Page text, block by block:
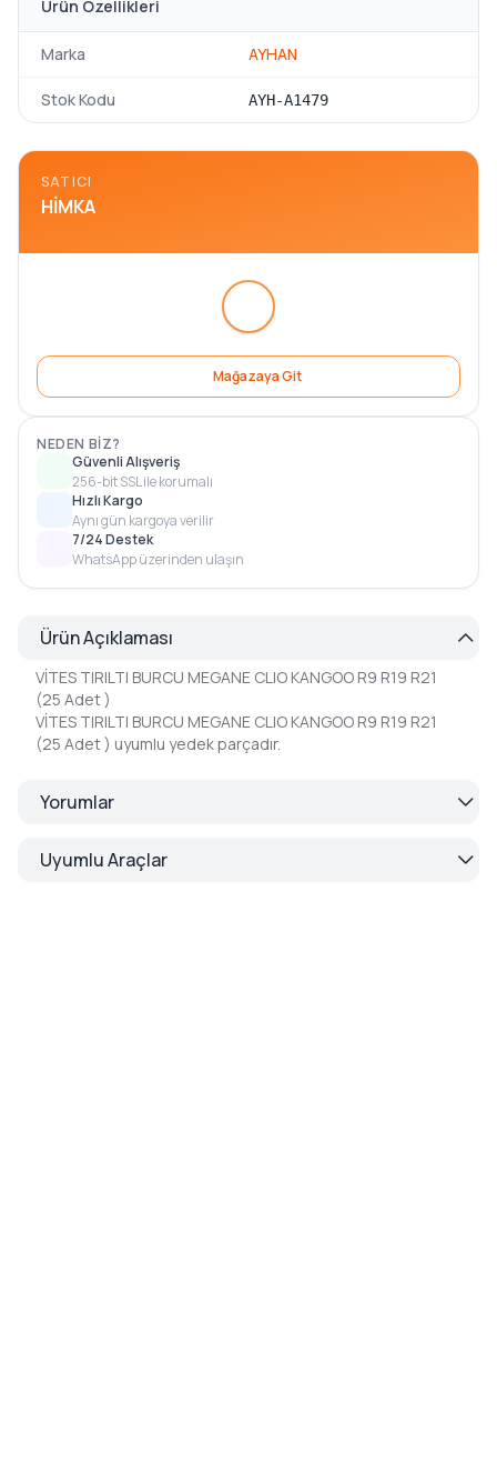
Ürün Özellikleri
Marka AYHAN
Stok Kodu AYH-A1479
SATICI
HIMKA
Mağazaya Git
NEDEN BIZ?
Güvenli Alışveriş
256-bit SSL ile korumalı
Hızlı Kargo
Aynı gün kargoya verilir
7/24 Destek
WhatsApp üzerinden ulaşın
Ürün Açıklaması
VİTES TIRILTI BURCU MEGANE CLIO KANGOO R9 R19 R21
(25 Adet )
VİTES TIRILTI BURCU MEGANE CLIO KANGOO R9 R19 R21
(25 Adet ) uyumlu yedek parçadır.
Yorumlar
Uyumlu Araçlar